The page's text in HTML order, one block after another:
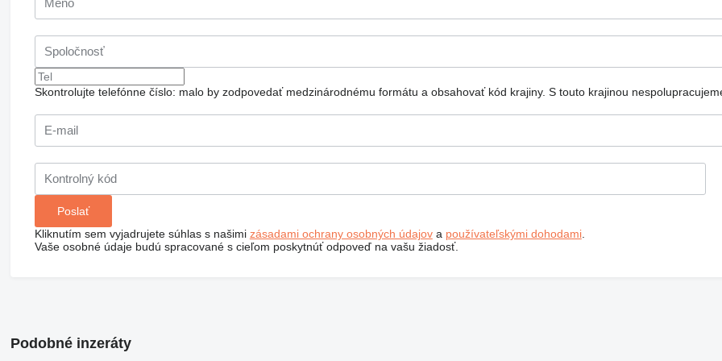
Skontrolujte telefónne číslo: malo by zodpovedať medzinárodnému formátu a obsahovať kód krajiny. S touto krajinou
Kliknutím sem vyjadrujete súhlas s našimi zásadami ochrany osobných údajova používateľskými dohodami.
Vaše osobné údaje budú spracované s cieľom poskytnúť odpoveď na vašu žiadosť.
Podobné inzeráty